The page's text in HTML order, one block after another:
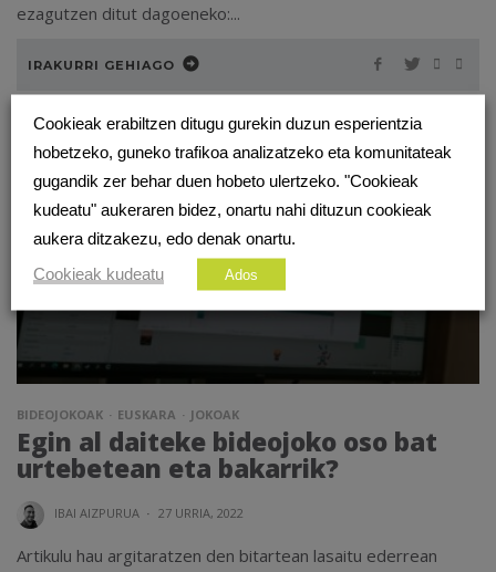
ezagutzen ditut dagoeneko:...
IRAKURRI GEHIAGO
BIDEOJOKOAK EUSKARA JOKOAK
Egin al daiteke bideojoko oso bat
urtebetean eta bakarrik?
IBAI AIZPURUA · 27 URRIA, 2022
Artikulu hau argitaratzen den bitartean lasaitu ederrean
Cookieak erabiltzen ditugu gurekin duzun esperientzia
hobetzeko, guneko trafikoa analizatzeko eta komunitateak
gugandik zer behar duen hobeto ulertzeko. "Cookieak
kudeatu" aukeraren bidez, onartu nahi dituzun cookieak
aukera ditzakezu, edo denak onartu.
Cookieak kudeatu
Ados